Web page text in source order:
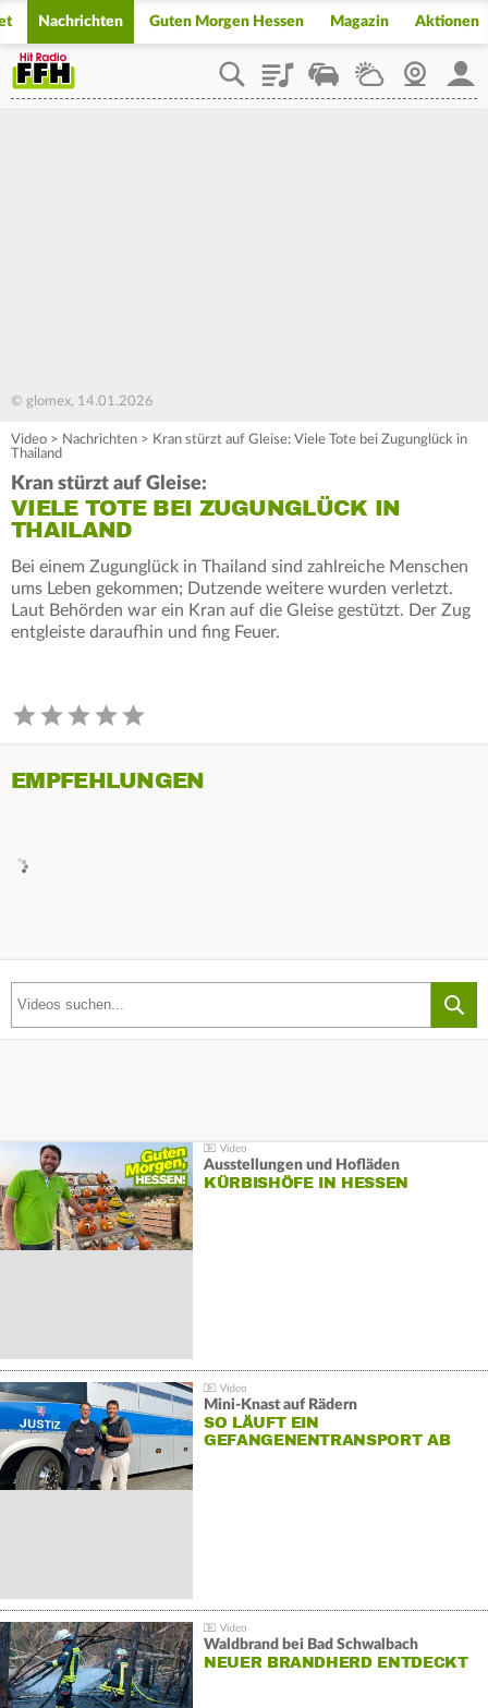
Nachrichten Guten Morgen Hessen Magazin Aktionen
PlaylistStaupilotWetterWebcam
© glomex, 14.01.2026
Video > Nachrichten > Kran stürzt auf Gleise: Viele Tote bei Zugunglück in
Thailand
Kran stürzt auf Gleise:
VIELE TOTE BEI ZUGUNGLÜCK IN
THAILAND
Bei einem Zugunglück in Thailand sind zahlreiche Menschen
ums Leben gekommen; Dutzende weitere wurden verletzt.
Laut Behörden war ein Kran auf die Gleise gestützt. Der Zug
entgleiste daraufhin und fing Feuer.
EMPFEHLUNGEN
Ausstellungen und Hofläden
KÜRBISHÖFE IN HESSEN
Mini-Knast auf Rädern
SO LÄUFT EIN
GEFANGENENTRANSPORT AB
Waldbrand bei Bad Schwalbach
NEUER BRANDHERD ENTDECKT